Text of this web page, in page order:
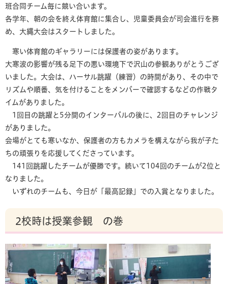
班合同チーム毎に競い合います。
各学年、朝の会を終え体育館に集合し、児童委員会が司会進行を務
め、大縄大会はスタートしました。
寒い体育館のギャラリーには保護者の姿があります。
大寒波の影響が残る足下の悪い環境下で沢山の参観ありがとうござ
いました。大会は、ハーサル跳躍（練習）の時間があり、その中で
リズムや順番、気を付けることをメンバーで確認するなどの作戦タ
イムがありました。
1回目の跳躍と5分間のインターバルの後に、2回目のチャレンジ
がありました。
会場がとても寒いなか、保護者の方もカメラを構えながら我が子た
ちの頑張りを応援してくださっています。
141回跳躍したチームが優勝です。続いて104回のチームが2位と
なりました。
いずれのチームも、今日が「最高記録」での入賞となりました。
2校時は授業参観 の巻